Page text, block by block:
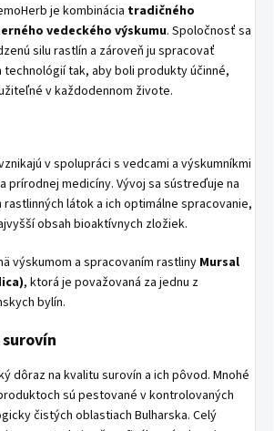
je kombinácia tradičného
vedeckého výskumu. Spoločnosť sa
silu rastlín a zároveň ju spracovať
tak, aby boli produkty účinné,
v každodennom živote.
v spolupráci s vedcami a výskumníkmi
prírodnej medicíny. Vývoj sa sústreďuje na
látok a ich optimálne spracovanie,
obsah bioaktívnych zložiek.
výskumom a spracovaním rastliny Mursal
, ktorá je považovaná za jednu z
bylín.
dôraz na kvalitu surovín a ich pôvod. Mnohé
sú pestované v kontrolovaných
čistých oblastiach Bulharska. Celý